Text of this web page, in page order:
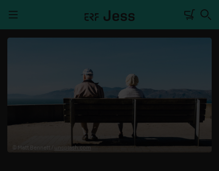
© Matt Bennett / unsplash.com